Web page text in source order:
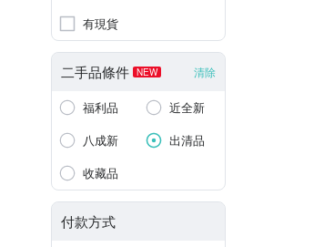
有現貨
二手品條件 NEW 清除
福利品
近全新
八成新
出清品
收藏品
付款方式